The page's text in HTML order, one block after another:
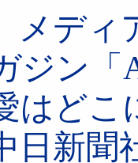
メデ
ジン「
はど
日新聞